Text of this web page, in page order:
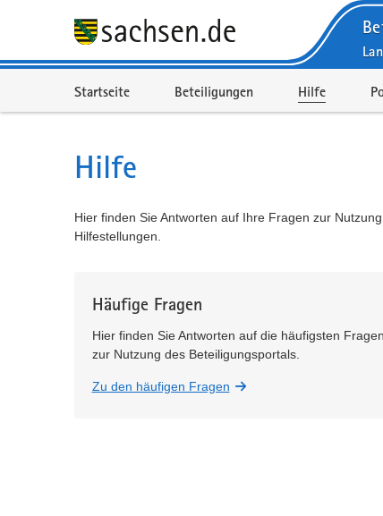
Startseite Beteiligungen Hilfe
Hilfe
Hier finden Sie Antworten auf Ihre Fragen zur
Hilfestellungen.
Häufige Fragen
Hier finden Sie Antworten auf die häufigsten Fragen
zur Nutzung des Beteiligungsportals.
Zu den häufigen Fragen